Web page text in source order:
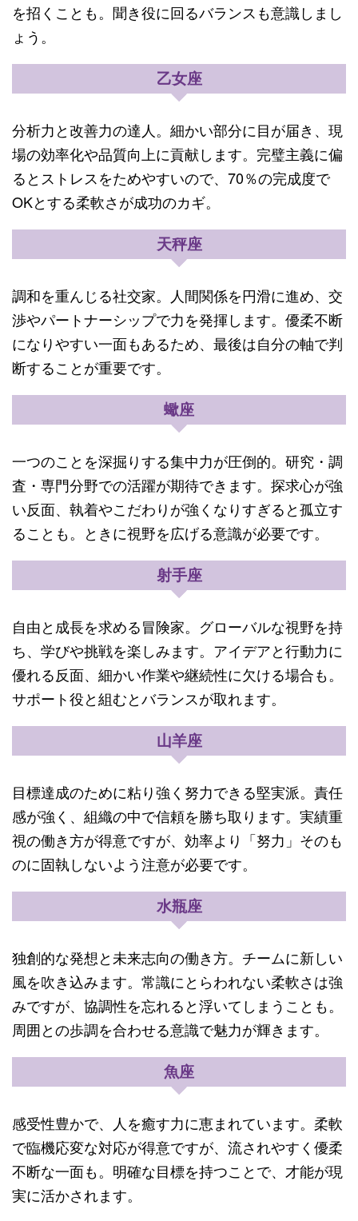
を招くことも。聞き役に回るバランスも意識しまし
ょう。
乙女座
分析力と改善力の達人。細かい部分に目が届き、現
場の効率化や品質向上に貢献します。完璧主義に偏
るとストレスをためやすいので、70％の完成度で
OKとする柔軟さが成功のカギ。
天秤座
調和を重んじる社交家。人間関係を円滑に進め、交
渉やパートナーシップで力を発揮します。優柔不断
になりやすい一面もあるため、最後は自分の軸で判
断することが重要です。
蠍座
一つのことを深掘りする集中力が圧倒的。研究・調
査・専門分野での活躍が期待できます。探求心が強
い反面、執着やこだわりが強くなりすぎると孤立す
ることも。ときに視野を広げる意識が必要です。
射手座
自由と成長を求める冒険家。グローバルな視野を持
ち、学びや挑戦を楽しみます。アイデアと行動力に
優れる反面、細かい作業や継続性に欠ける場合も。
サポート役と組むとバランスが取れます。
山羊座
目標達成のために粘り強く努力できる堅実派。責任
感が強く、組織の中で信頼を勝ち取ります。実績重
視の働き方が得意ですが、効率より「努力」そのも
のに固執しないよう注意が必要です。
水瓶座
独創的な発想と未来志向の働き方。チームに新しい
風を吹き込みます。常識にとらわれない柔軟さは強
みですが、協調性を忘れると浮いてしまうことも。
周囲との歩調を合わせる意識で魅力が輝きます。
魚座
感受性豊かで、人を癒す力に恵まれています。柔軟
で臨機応変な対応が得意ですが、流されやすく優柔
不断な一面も。明確な目標を持つことで、才能が現
実に活かされます。